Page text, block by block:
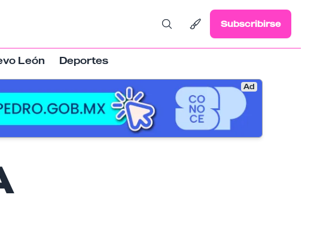
Subscribirse
León Deportes
Ad